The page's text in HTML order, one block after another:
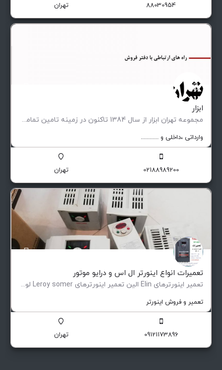
88030954 تهران
ابزار
مجموعه تهران ابزار از سال 1384 تاکنون در زمینه تامین تمامی تجهیزات مورد نیاز صنایع پیشران ، کارگاه ها…
وارداتی ،‌داخلی و ............
02188989200 تهران
تعمیرات انواع اینورتر ال اس و درایو موتور
تعمیر اینورترهای Elin الین تعمیر اینورترهای Leroy somer لوری سومر تعمیر اینورترهای Eurotherm یوروترم تعمیر…
تعمیر و فروش اینورتر
09121173896 تهران